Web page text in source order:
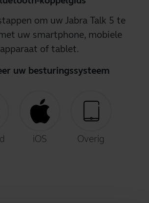
om uw Jabra Talk 5 te
uw smartphone, mobiele
apparaat of tablet.
uw besturingssysteem
iOS Overig